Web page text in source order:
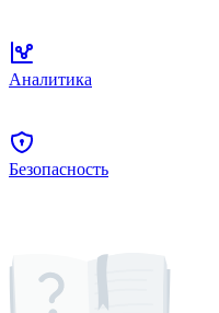
Аналитика
Безопасность